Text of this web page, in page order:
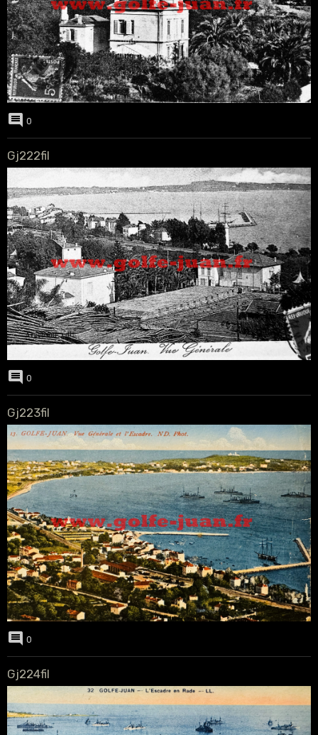
0
Gj222fil
0
Gj223fil
0
Gj224fil